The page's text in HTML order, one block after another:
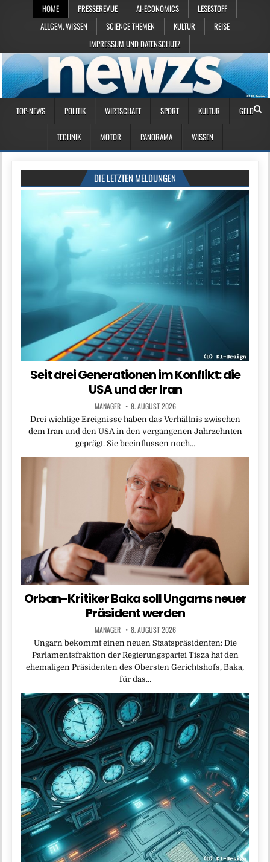
HOME PRESSEREVUE AI-ECONOMICS
LESESTOFF
ALLGEM. WISSEN
SCIENCE THEMEN KULTUR
REISE
IMPRESSUM UND DATENSCHUTZ
TOP-NEWS POLITIK WIRTSCHAFT SPORT KULTUR GELD
TECHNIK MOTOR PANORAMA WISSEN
DIE LETZTEN MELDUNGEN
Seit drei Generationen im Konflikt: die
USA und der Iran
MANAGER 8. AUGUST 2026
Drei wichtige Ereignisse haben das Verhältnis zwischen
dem Iran und den USA in den vergangenen Jahrzehnten
geprägt. Sie beeinflussen noch…
Orban-Kritiker Baka soll Ungarns neuer
Präsident werden
MANAGER 8. AUGUST 2026
Ungarn bekommt einen neuen Staatspräsidenten: Die
Parlamentsfraktion der Regierungspartei Tisza hat den
ehemaligen Präsidenten des Obersten Gerichtshofs, Baka,
für das…